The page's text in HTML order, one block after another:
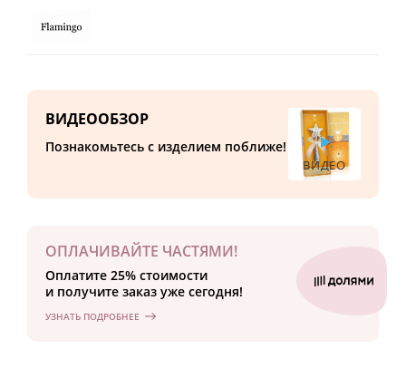
ВИДЕООБЗОР
Познакомьтесь с изделием поближе!
ВИДЕО
ОПЛАЧИВАЙТЕ ЧАСТЯМИ!
Оплатите 25% стоимости
и получите заказ уже сегодня!
УЗНАТЬ ПОДРОБНЕЕ